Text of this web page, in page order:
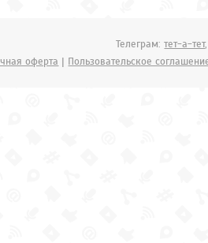
Телеграм:тет-а-тет
оферта | Пользовательское